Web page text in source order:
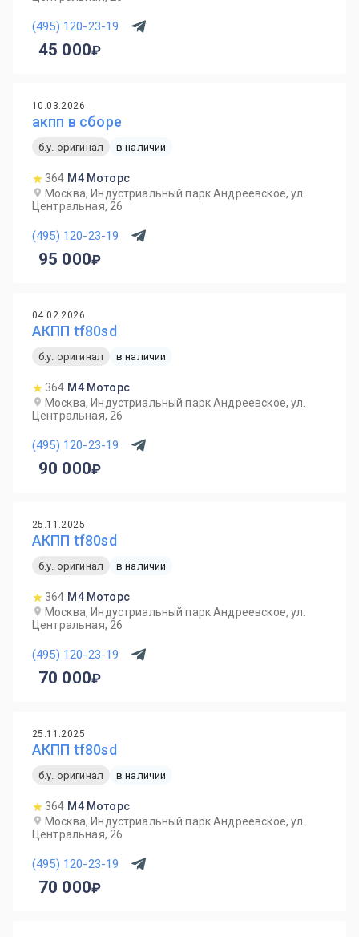
(495) 120-23-19
45 000
10.03.2026
акпп в сборе
б.у. оригинал в наличии
364 М4 Моторс
Москва, Индустриальный парк Андреевское, ул.
Центральная, 26
(495) 120-23-19
95 000
04.02.2026
АКПП tf80sd
б.у. оригинал в наличии
364 М4 Моторс
Москва, Индустриальный парк Андреевское, ул.
Центральная, 26
(495) 120-23-19
90 000
25.11.2025
АКПП tf80sd
б.у. оригинал в наличии
364 М4 Моторс
Москва, Индустриальный парк Андреевское, ул.
Центральная, 26
(495) 120-23-19
70 000
25.11.2025
АКПП tf80sd
б.у. оригинал в наличии
364 М4 Моторс
Москва, Индустриальный парк Андреевское, ул.
Центральная, 26
(495) 120-23-19
70 000